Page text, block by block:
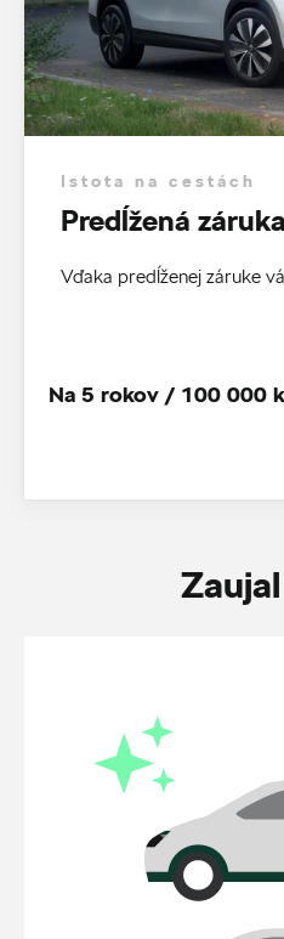
Istota na cestách
Predĺžená záruka
Vďaka predĺženej záruke
Na 5 rokov / 100 000